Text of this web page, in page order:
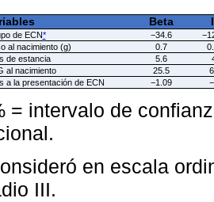
Beta
de ECN* −34.6
al nacimiento (g)
0.7
de estancia
5.6
al nacimiento
25.5
a la presentación de ECN
−1.09
= intervalo de
en escala
III.